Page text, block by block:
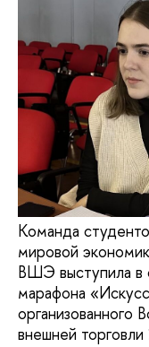
Команда
мировой
ВШЭ выступила в
марафона
организованного
внешней